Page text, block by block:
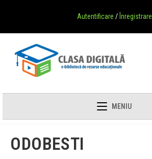
Autentificare / Înregistrare
MENIU
ODOBESTI